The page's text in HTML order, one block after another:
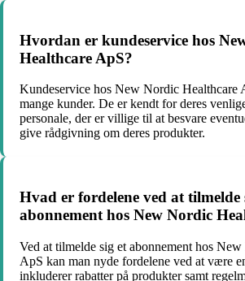
Hvordan er kundeservice hos
Healthcare ApS?
Kundeservice hos New Nordic Healthcare
mange kunder. De er kendt for deres
personale, der er villige til at besvare
give rådgivning om deres produkter.
Hvad er fordelene ved at tilmelde
abonnement hos New Nordic
Ved at tilmelde sig et abonnement hos
ApS kan man nyde fordelene ved at være
inkluderer rabatter på produkter samt